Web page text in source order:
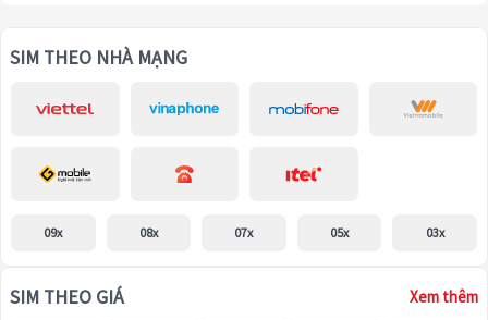
SIM THEO NHÀ MẠNG
09x 08x 07x 05x 03x
SIM THEO GIÁ Xem thêm